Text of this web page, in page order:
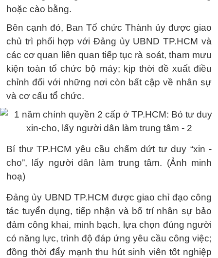
hoặc cào bằng.
Bên cạnh đó, Ban Tổ chức Thành ủy được giao
chủ trì phối hợp với Đảng ủy UBND TP.HCM và
các cơ quan liên quan tiếp tục rà soát, tham mưu
kiện toàn tổ chức bộ máy; kịp thời đề xuất điều
chỉnh đối với những nơi còn bất cập về nhân sự
và cơ cấu tổ chức.
Bí thư TP.HCM yêu cầu chấm dứt tư duy “xin -
cho”, lấy người dân làm trung tâm. (Ảnh minh
hoạ)
Đảng ủy UBND TP.HCM được giao chỉ đạo công
tác tuyển dụng, tiếp nhận và bố trí nhân sự bảo
đảm công khai, minh bạch, lựa chọn đúng người
có năng lực, trình độ đáp ứng yêu cầu công việc;
đồng thời đẩy mạnh thu hút sinh viên tốt nghiệp